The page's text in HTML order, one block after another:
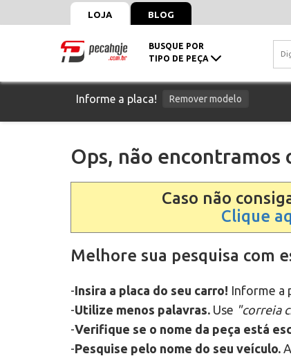
LOJA BLOG
BUSQUE POR
TIPO DE PEÇA
Informe a placa! Remover modelo
Ops, não encontramos
Caso não
Clique
Melhore sua pesquisa com
-Insira a placa do seu carro! Informe a
-Utilize menos palavras. Use "correia
-Verifique se o nome da peça está
-Pesquise pelo nome do seu veículo.